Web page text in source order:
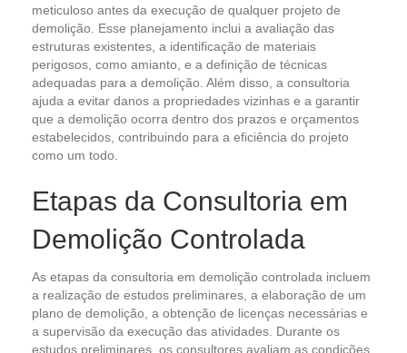
meticuloso antes da execução de qualquer projeto de
demolição. Esse planejamento inclui a avaliação das
estruturas existentes, a identificação de materiais
perigosos, como amianto, e a definição de técnicas
adequadas para a demolição. Além disso, a consultoria
ajuda a evitar danos a propriedades vizinhas e a garantir
que a demolição ocorra dentro dos prazos e orçamentos
estabelecidos, contribuindo para a eficiência do projeto
como um todo.
Etapas da Consultoria em
Demolição Controlada
As etapas da consultoria em demolição controlada incluem
a realização de estudos preliminares, a elaboração de um
plano de demolição, a obtenção de licenças necessárias e
a supervisão da execução das atividades. Durante os
estudos preliminares, os consultores avaliam as condições